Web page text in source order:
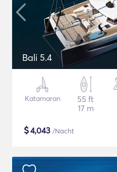
Bali 5.4
Katamaran
55 ft
17 m
$4,043 /Nacht